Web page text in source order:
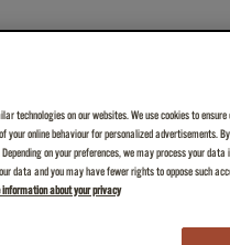
a carteira de
technologies on our websites. We use cookies to
your online behaviour for personalized advertisements.
on your preferences, we may process your
data and you may have fewer rights to oppose such
information about your privacy